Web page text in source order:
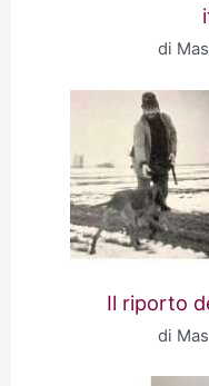
di
Il riporto
di